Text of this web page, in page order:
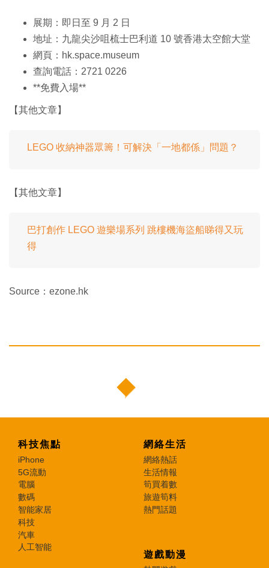
展期：即日至 9 月 2 日
地址：九龍尖沙咀梳士巴利道 10 號香港太空館大堂
網頁：hk.space.museum
查詢電話：2721 0226
**免費入場**
【其他文章】
LEGO 收納神器眾籌！可解決「一地都係」問題？
【其他文章】
巴打創作 LEGO 遊樂場系列 跳樓機海盜船睇得又玩
得
Source：ezone.hk
科技焦點
iPhone
5G流動
電腦
數碼
智能家居
科技
汽車
人工智能
網絡生活
網絡熱話
生活情報
筍買着數
旅遊筍料
熱門話題
遊戲動漫